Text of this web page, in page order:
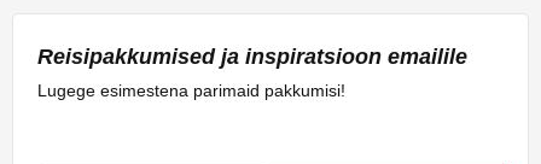
Reisipakkumised ja inspiratsioon emailile
Lugege esimestena parimaid pakkumisi!